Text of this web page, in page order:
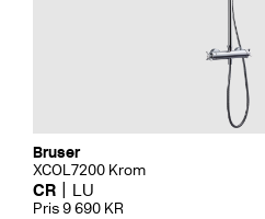
Bruser
XCOL7200 Krom
CR LU
Pris 9 690 KR